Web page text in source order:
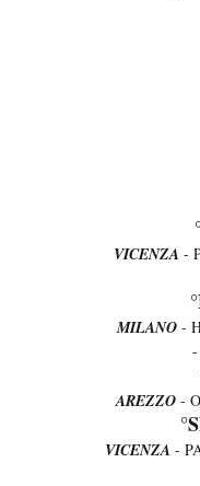
VICENZA-
MILANO -
-
AREZZO -
VICENZA-